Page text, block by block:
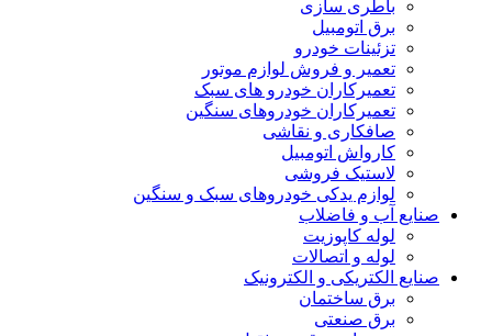
باطری سازی
برق اتومبیل
تزئینات خودرو
تعمیر و فروش لوازم موتور
تعمیرکاران خودرو های سبک
تعمیرکاران خودروهای سنگین
صافکاری و نقاشی
کارواش اتومبیل
لاستیک فروشی
لوازم یدکی خودروهای سبک و سنگین
صنایع آب و فاضلاب
لوله کاپوزیت
لوله و اتصالات
صنایع الکتریکی و الکترونیک
برق ساختمان
برق صنعتی